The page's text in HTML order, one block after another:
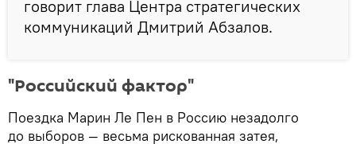
говорит глава Центра стратегических
коммуникаций Дмитрий Абзалов.
"Российский фактор"
Поездка Марин Ле Пен в Россию незадолго
до выборов — весьма рискованная затея,